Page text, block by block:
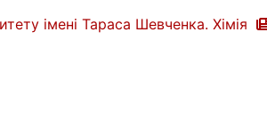
імені Тараса Шевченка. Хімія